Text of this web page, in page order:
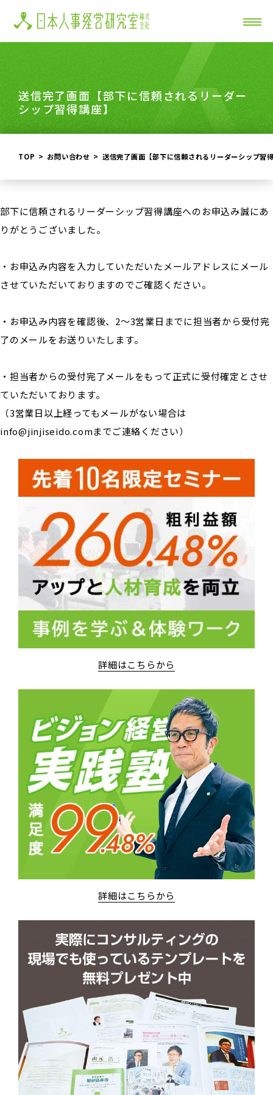
送信完了画面【部下に信頼されるリーダー
シップ習得講座】
TOP お問い合わせ 送信完了画面【部下に信頼されるリーダーシップ習
部下に信頼されるリーダーシップ習得講座へのお申込み誠にあ
りがとうございました。
・お申込み内容を入力していただいたメールアドレスにメール
させていただいておりますのでご確認ください。
・お申込み内容を確認後、2～3営業日までに担当者から受付完
了のメールをお送りいたします。
・担当者からの受付完了メールをもって正式に受付確定とさせ
ていただいております。
（3営業日以上経ってもメールがない場合は
info@jinjiseido.comまでご連絡ください）
詳細はこちらから
詳細はこちらから